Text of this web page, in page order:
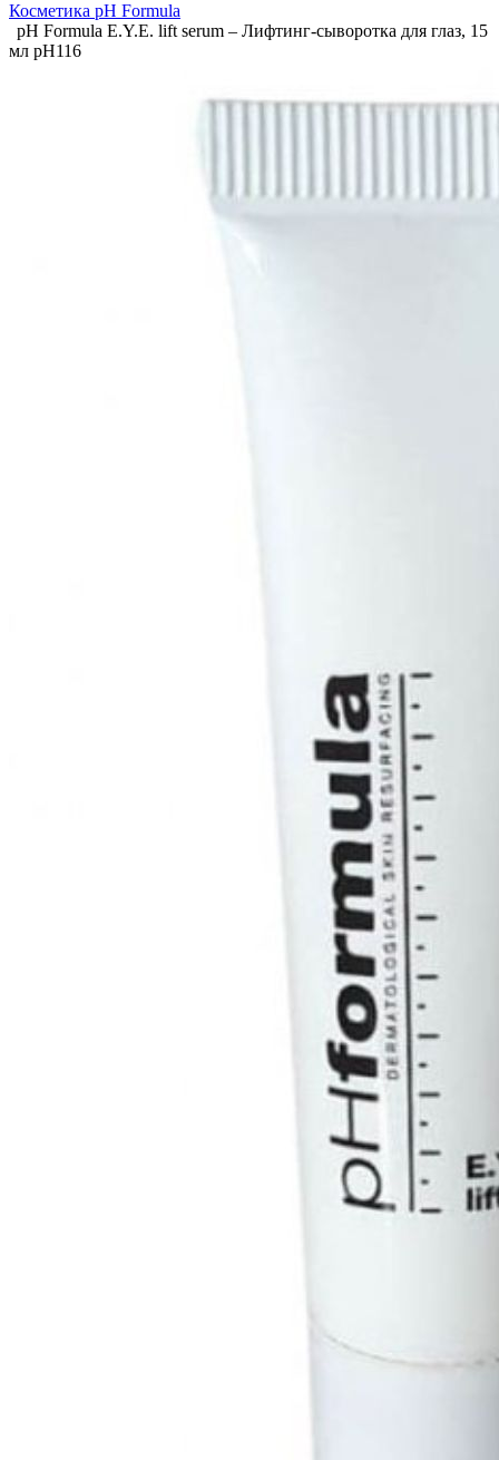
Косметика pH Formula
pH Formula E.Y.E. lift serum – Лифтинг-сыворотка для глаз, 15
мл pH116